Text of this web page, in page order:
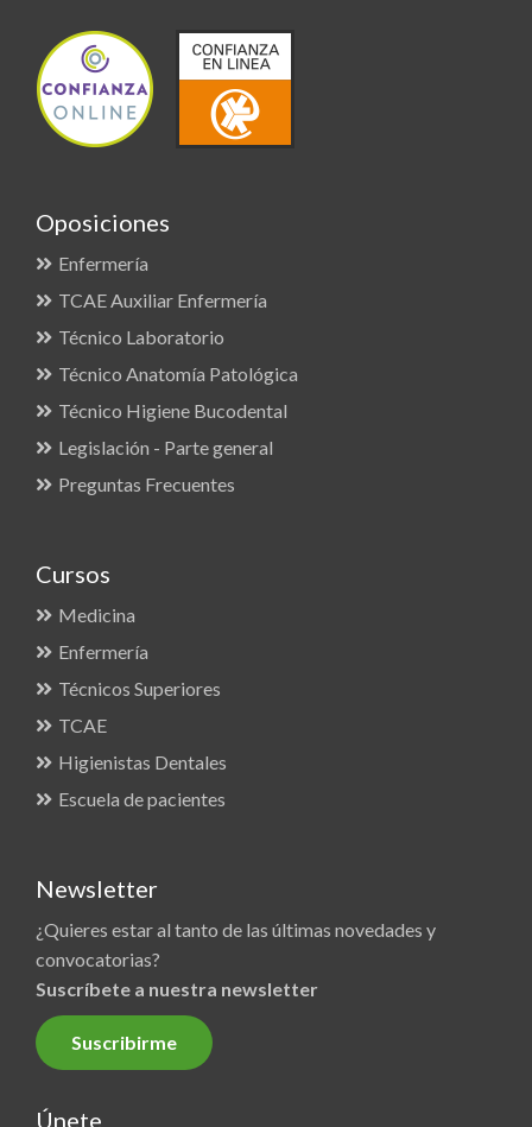
Oposiciones
Enfermería
TCAE Auxiliar Enfermería
Técnico Laboratorio
Técnico Anatomía Patológica
Técnico Higiene Bucodental
Legislación - Parte general
Preguntas Frecuentes
Cursos
Medicina
Enfermería
Técnicos Superiores
TCAE
Higienistas Dentales
Escuela de pacientes
Newsletter
¿Quieres estar al tanto de las últimas novedades y
convocatorias?
Suscríbete a nuestra newsletter
Suscribirme
Únete